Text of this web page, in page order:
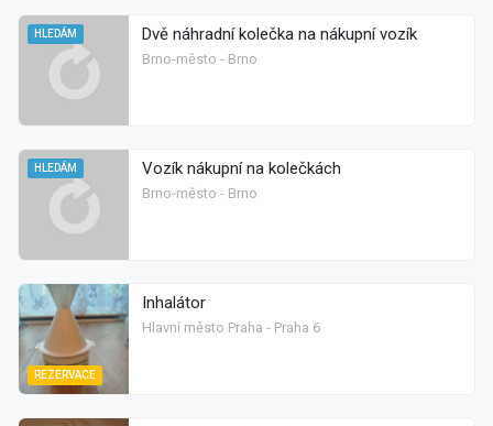
HLEDÁM Dvě náhradní kolečka na nákupní vozík
Brno-město - Brno
HLEDÁM Vozík nákupní na kolečkách
Brno-město - Brno
REZERVACE
Inhalátor
Hlavní město Praha - Praha 6